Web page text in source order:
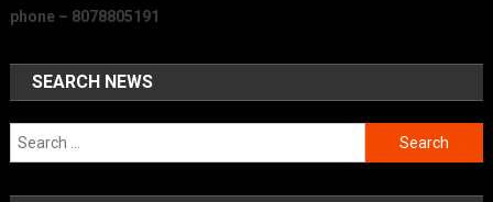
phone – 8078805191
SEARCH NEWS
Search
for: